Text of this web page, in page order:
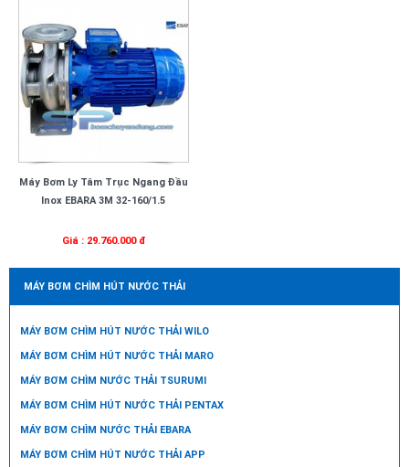
Máy Bơm Ly Tâm Trục Ngang Đầu
Inox EBARA 3M 32-160/1.5
Giá : 29.760.000 đ
MÁY BƠM CHÌM HÚT NƯỚC THẢI
MÁY BƠM CHÌM HÚT NƯỚC THẢI WILO
MÁY BƠM CHÌM HÚT NƯỚC THẢI MARO
MÁY BƠM CHÌM NƯỚC THẢI TSURUMI
MÁY BƠM CHÌM HÚT NƯỚC THẢI PENTAX
MÁY BƠM CHÌM NƯỚC THẢI EBARA
MÁY BƠM CHÌM HÚT NƯỚC THẢI APP